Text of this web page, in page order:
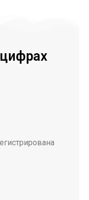
цифрах